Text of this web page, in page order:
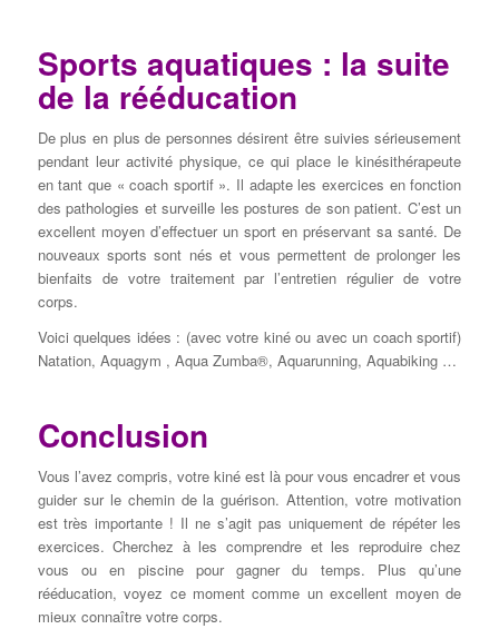
Sports aquatiques : la suite
de la rééducation
De plus en plus de personnes désirent être suivies sérieusement
pendant leur activité physique, ce qui place le kinésithérapeute
en tant que « coach sportif ». Il adapte les exercices en fonction
des pathologies et surveille les postures de son patient. C’est un
excellent moyen d’effectuer un sport en préservant sa santé. De
nouveaux sports sont nés et vous permettent de prolonger les
bienfaits de votre traitement par l’entretien régulier de votre
corps.
Voici quelques idées : (avec votre kiné ou avec un coach sportif)
Natation, Aquagym , Aqua Zumba®, Aquarunning, Aquabiking …
Conclusion
Vous l’avez compris, votre kiné est là pour vous encadrer et vous
guider sur le chemin de la guérison. Attention, votre motivation
est très importante ! Il ne s’agit pas uniquement de répéter les
exercices. Cherchez à les comprendre et les reproduire chez
vous ou en piscine pour gagner du temps. Plus qu’une
rééducation, voyez ce moment comme un excellent moyen de
mieux connaître votre corps.